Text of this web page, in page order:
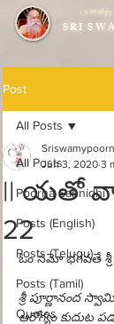
SRI
|| या देवी
Post
All Posts
Poorna Sannidhi
Posts (English)
Posts (Telugu)
Posts (Tamil)
Quotes
All Posts
|| యతో
22
Jun 3, 2020 3
ఓం నమో భగవతే
శ్రీ పూర్ణానంద
ఆరోగ్యం కుదుట